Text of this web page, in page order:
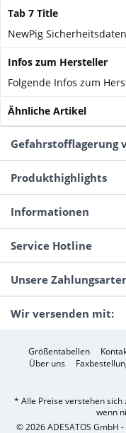
Tab 7 Title
NewPig
Infos zum Hersteller
Folgende Infos zum
Ähnliche Artikel
Gefahrstofflagerung
Produkthighlights
Informationen
Service Hotline
Unsere
Wir versenden mit:
Größentabellen
Über uns
* Alle Preise verstehen
wenn
© 2026 ADESATOS